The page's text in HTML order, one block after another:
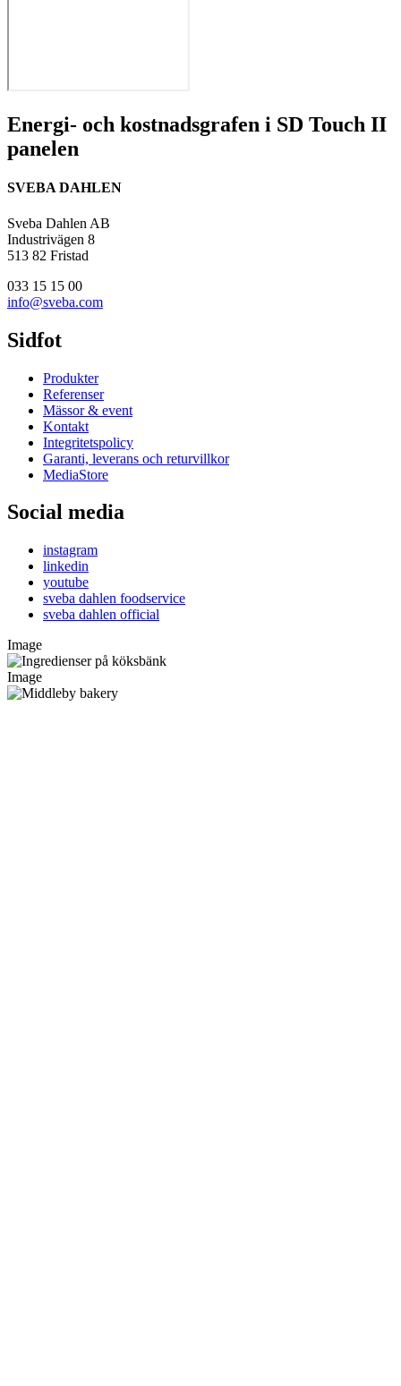
Energi- och kostnadsgrafen i SD Touch II
panelen
SVEBA DAHLEN
Sveba Dahlen AB
Industrivägen 8
513 82 Fristad
033 15 15 00
info@sveba.com
Sidfot
Produkter
Referenser
Mässor & event
Kontakt
Integritetspolicy
Garanti, leverans och returvillkor
MediaStore
Social media
instagram
linkedin
youtube
sveba dahlen foodservice
sveba dahlen official
Image
Image